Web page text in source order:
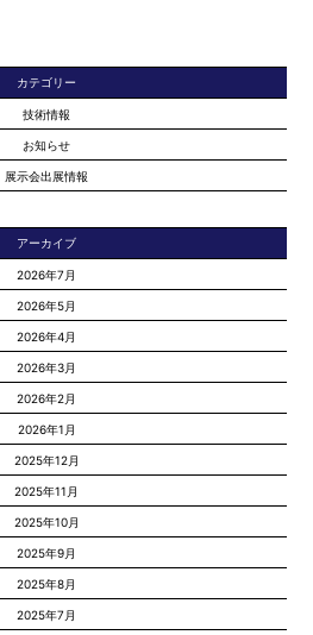
カテゴリー
技術情報
お知らせ
展示会出展情報
アーカイブ
2026年7月
2026年5月
2026年4月
2026年3月
2026年2月
2026年1月
2025年12月
2025年11月
2025年10月
2025年9月
2025年8月
2025年7月